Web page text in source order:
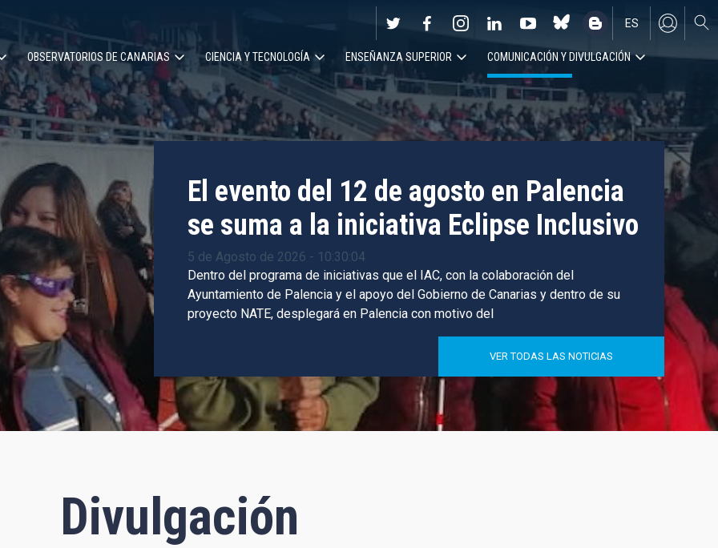
EN
ES
OBSERVATORIOS DE CANARIAS CIENCIA Y TECNOLOGÍA ENSEÑANZA SUPERIOR COMUNICACIÓN Y DIVULGACIÓN
El evento del 12 de agosto en Palencia
se suma a la iniciativa Eclipse Inclusivo
5 de Agosto de 2026 - 10:30:04
Dentro del programa de iniciativas que el IAC, con la colaboración del
Ayuntamiento de Palencia y el apoyo del Gobierno de Canarias y dentro de su
proyecto NATE, desplegará en Palencia con motivo del
VER TODAS LAS NOTICIAS
Divulgación